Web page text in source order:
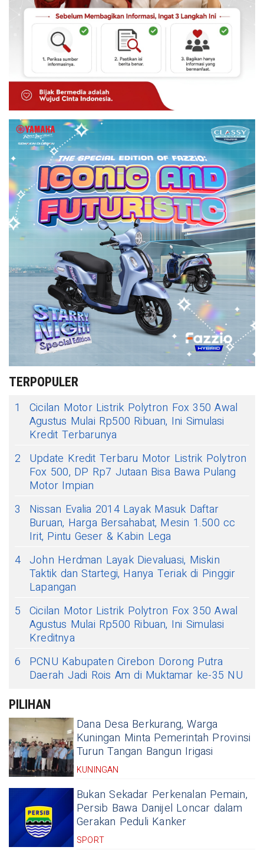
TERPOPULER
1
Cicilan Motor Listrik Polytron Fox 350 Awal
Agustus Mulai Rp500 Ribuan, Ini Simulasi
Kredit Terbarunya
2
Update Kredit Terbaru Motor Listrik Polytron
Fox 500, DP Rp7 Jutaan Bisa Bawa Pulang
Motor Impian
3
Nissan Evalia 2014 Layak Masuk Daftar
Buruan, Harga Bersahabat, Mesin 1.500 cc
Irit, Pintu Geser & Kabin Lega
4 John Herdman Layak Dievaluasi, Miskin
Taktik dan Startegi, Hanya Teriak di Pinggir
Lapangan
5 Cicilan Motor Listrik Polytron Fox 350 Awal
Agustus Mulai Rp500 Ribuan, Ini Simulasi
Kreditnya
6
PCNU Kabupaten Cirebon Dorong Putra
Daerah Jadi Rois Am di Muktamar ke-35 NU
PILIHAN
Dana Desa Berkurang, Warga
Kuningan Minta Pemerintah Provinsi
Turun Tangan Bangun Irigasi
KUNINGAN
Bukan Sekadar Perkenalan Pemain,
Persib Bawa Danijel Loncar dalam
Gerakan Peduli Kanker
SPORT